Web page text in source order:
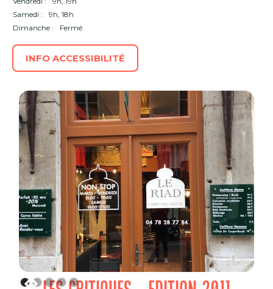
Samedi :
9h, 18h
Dimanche :
Fermé
INFO ACCESSIBILITÉ